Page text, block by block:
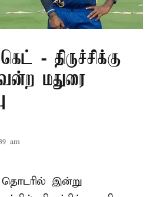
- திருச்சிக்கு
மதுரை
am
தொடரில் இன்று